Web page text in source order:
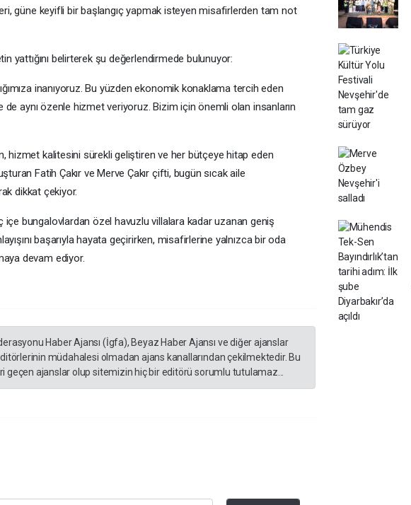
güne keyifli bir başlangıç yapmak isteyen misafirlerden tam not
yattığını belirterek şu değerlendirmede bulunuyor:
inanıyoruz. Bu yüzden ekonomik konaklama tercih eden
aynı özenle hizmet veriyoruz. Bizim için önemli olan insanların
hizmet kalitesini sürekli geliştiren ve her bütçeye hitap eden
Fatih Çakır ve Merve Çakır çifti, bugün sıcak aile
dikkat çekiyor.
bungalovlardan özel havuzlu villalara kadar uzanan geniş
başarıyla hayata geçirirken, misafirlerine yalnızca bir oda
devam ediyor.
Haber Ajansı (İgfa), Beyaz Haber Ajansı ve diğer ajanslar
müdahalesi olmadan ajans kanallarından çekilmektedir. Bu
ajanslar olup sitemizin hiç bir editörü sorumlu tutulamaz...